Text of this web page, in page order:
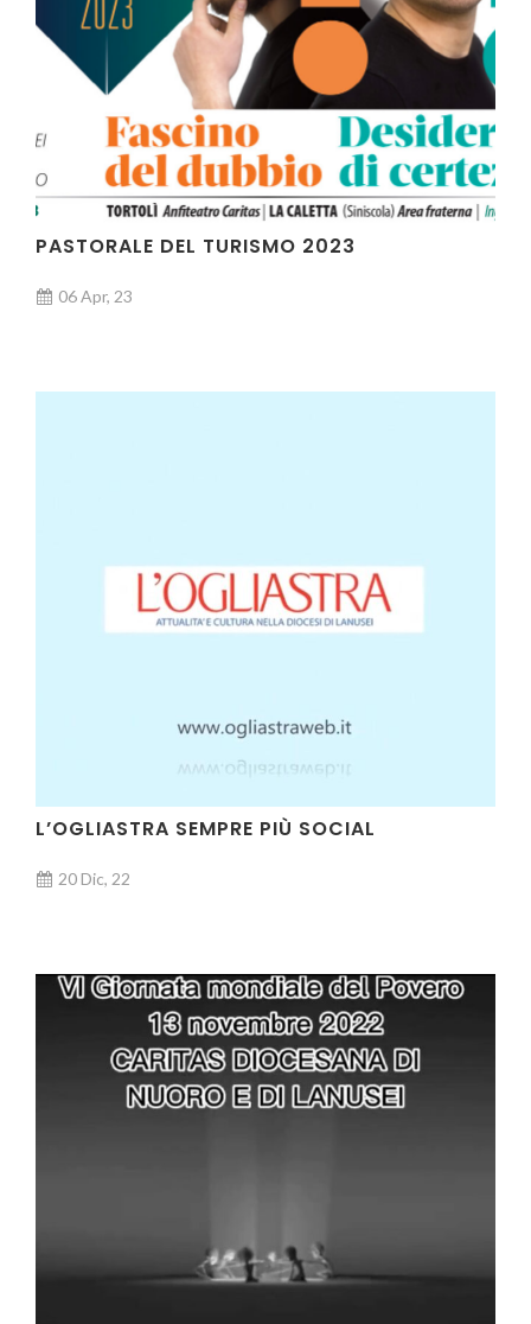
AUDIO E VIDEO
PASTORALE DEL TURISMO 2023
06 Apr, 23
L’OGLIASTRA SEMPRE PIÙ SOCIAL
20 Dic, 22